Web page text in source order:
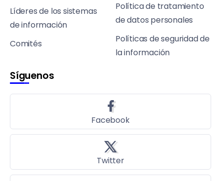
Líderes de los sistemas
de información
Comités
Política de tratamiento
de datos personales
Políticas de seguridad de
la información
Síguenos
Facebook
Twitter